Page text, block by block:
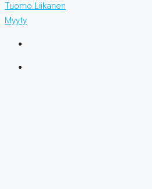
Tuomo Liikanen
Myyty